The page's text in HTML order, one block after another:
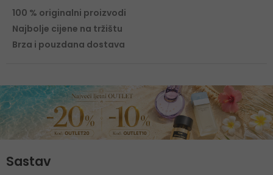
100 % originalni proizvodi
Najbolje cijene na tržištu
Brza i pouzdana dostava
Sastav